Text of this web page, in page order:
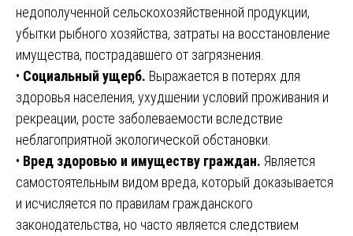
недополученной сельскохозяйственной продукции,
убытки рыбного хозяйства, затраты на восстановление
имущества, пострадавшего от загрязнения.
• Социальный ущерб. Выражается в потерях для
здоровья населения, ухудшении условий проживания и
рекреации, росте заболеваемости вследствие
неблагоприятной экологической обстановки.
• Вред здоровью и имуществу граждан. Является
самостоятельным видом вреда, который доказывается
и исчисляется по правилам гражданского
законодательства, но часто является следствием